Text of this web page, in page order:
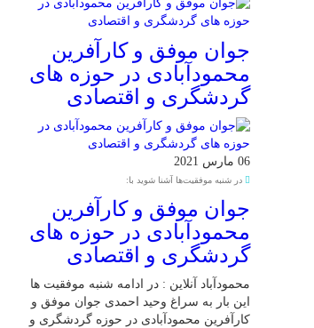
جوان موفق و کارآفرین
محمودآبادی در حوزه های
گردشگری و اقتصادی
06 مارس 2021
در شنبه موفقیت‌ها آشنا شوید با:
جوان موفق و کارآفرین
محمودآبادی در حوزه های
گردشگری و اقتصادی
محمودآباد آنلاین : در ادامه شنبه موفقیت ها
این بار به سراغ وحید احمدی جوان موفق و
کارآفرین محمودآبادی در حوزه گردشگری و